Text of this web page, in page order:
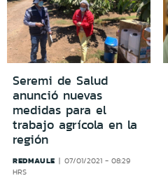
Seremi de Salud
anunció nuevas
medidas para el
trabajo agrícola en la
región
REDMAULE
07/01/2021 - 08:29
HRS